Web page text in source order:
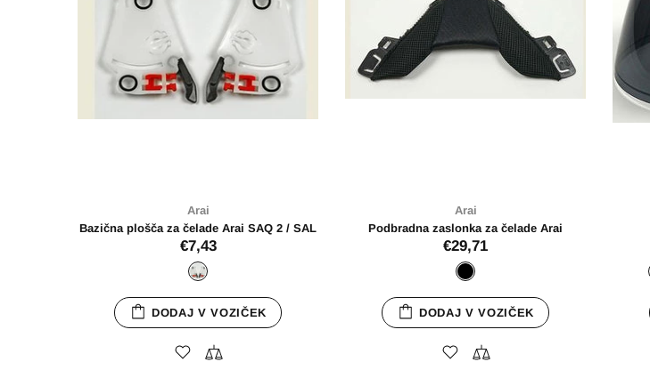
Arai
Čelada SZ-R Evo Diamond Black
€769,00
SZ-R Evo
Arai
Vijaki za vizir Tour-X4
€6,57
DODAJ V VOZIČEK